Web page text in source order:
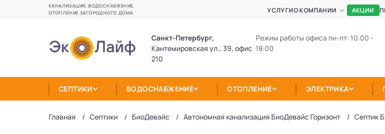
КАНАЛИЗАЦИЯ, ВОДОСНАБЖЕНИЕ,
ОТОПЛЕНИЕ ЗАГОРОДНОГО ДОМА
УСЛУГИО КОМПАНИИ АКЦИИ
Санкт-Петербург,
Кантемировская ул., 39, офис
210
Режим работы офиса пн-пт: 10:00 -
18:00
СЕПТИКИ ВОДОСНАБЖЕНИЕ ОТОПЛЕНИЕ ЭЛЕКТРИКА
Главная Септики БиоДевaйс Автономная канализация БиоДевaйс Горизонт Септик